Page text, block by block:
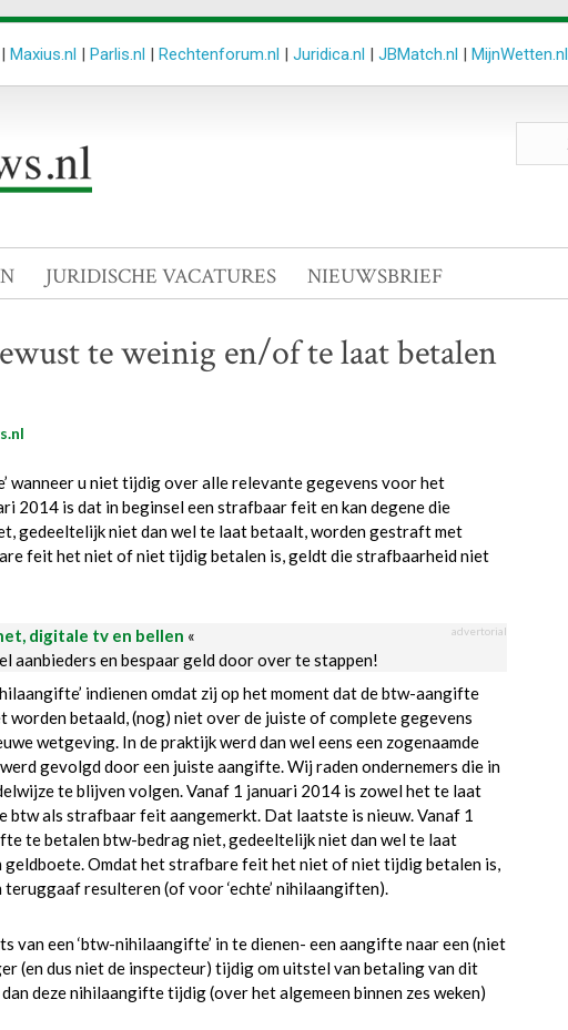
| Maxius.nl | Parlis.nl | Rechtenforum.nl | Juridica.nl | JBMatch.nl | MijnWetten.nl
JURIDISCHE VACATURES NIEUWSBRIEF
te weinig en/of te laat betalen
wanneer u niet tijdig over alle relevante gegevens voor het
2014 is dat in beginsel een strafbaar feit en kan degene die
gedeeltelijk niet dan wel te laat betaalt, worden gestraft met
feit het niet of niet tijdig betalen is, geldt die strafbaarheid niet
digitale tv en bellen « advertorial
aanbieders en bespaar geld door over te stappen!
indienen omdat zij op het moment dat de btw-aangifte
worden betaald, (nog) niet over de juiste of complete gegevens
wetgeving. In de praktijk werd dan wel eens een zogenaamde
gevolgd door een juiste aangifte. Wij raden ondernemers die in
te blijven volgen. Vanaf 1 januari 2014 is zowel het te laat
btw als strafbaar feit aangemerkt. Dat laatste is nieuw. Vanaf 1
te betalen btw-bedrag niet, gedeeltelijk niet dan wel te laat
Omdat het strafbare feit het niet of niet tijdig betalen is,
resulteren (of voor ‘echte’ nihilaangiften).
van een ‘btw-nihilaangifte’ in te dienen- een aangifte naar een (niet
(en dus niet de inspecteur) tijdig om uitstel van betaling van dit
deze nihilaangifte tijdig (over het algemeen binnen zes weken)